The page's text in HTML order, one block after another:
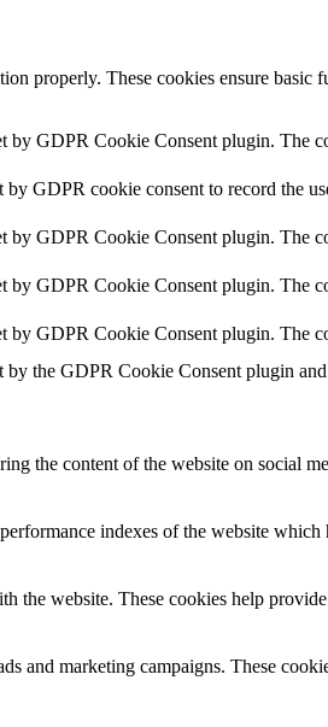
properly. These cookies ensure
by GDPR Cookie Consent plugin. The
by GDPR cookie consent to record the
by GDPR Cookie Consent plugin. The
by GDPR Cookie Consent plugin. The
by GDPR Cookie Consent plugin. The
by the GDPR Cookie Consent plugin
the content of the website on social
indexes of the website
the website. These cookies help
and marketing campaigns. These